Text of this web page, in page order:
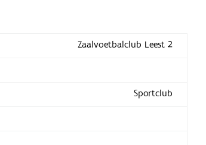
Zaalvoetbalclub Leest 2
Sportclub